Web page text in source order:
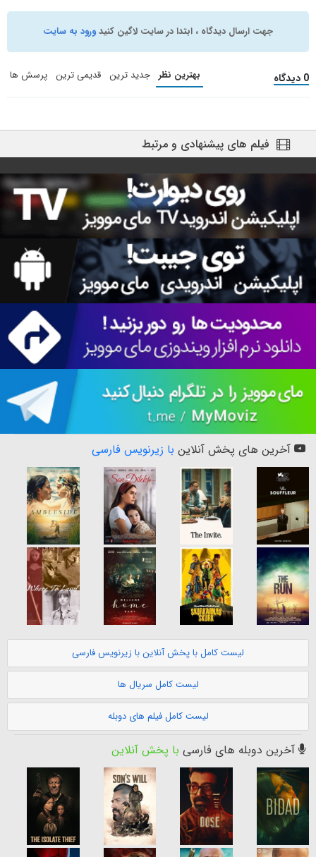
جهت ارسال دیدگاه ، ابتدا در سایت لاگین کنیدورود به سایت
0 دیدگاه بهترین نظر جدید ترین قدیمی ترین پرسش ها
فیلم های پیشنهادی و مرتبط
آخرین های پخش آنلاین با زیرنویس فارسی
لیست کامل با پخش آنلاین با زیرنویس فارسی
لیست کامل سریال ها
لیست کامل فیلم های دوبله
آخرین دوبله های فارسی با پخش آنلاین